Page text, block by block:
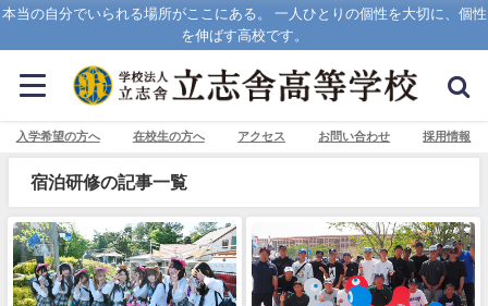
本当の自分でいられる場所がここにある。 一人ひとりの個性を大切に、個性
を伸ばす高校です。
入学希望の方へ 在校生の方へ アクセス お問い合わせ 採用情報
宿泊研修の記事一覧